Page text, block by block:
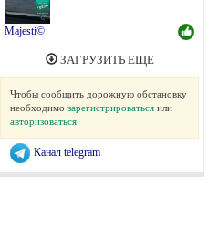
Majesti©
ЗАГРУЗИТЬ ЕЩЕ
Чтобы сообщить дорожную обстановку
необходимо зарегистрироваться или
авторизоваться
Канал telegram